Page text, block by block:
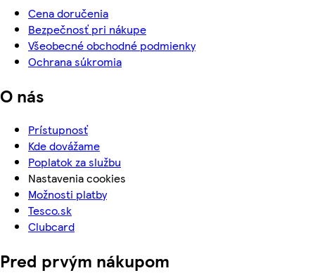
Cena doručenia
Bezpečnosť pri nákupe
Všeobecné obchodné podmienky
Ochrana súkromia
O nás
Prístupnosť
Kde dovážame
Poplatok za službu
Nastavenia cookies
Možnosti platby
Tesco.sk
Clubcard
Pred prvým nákupom